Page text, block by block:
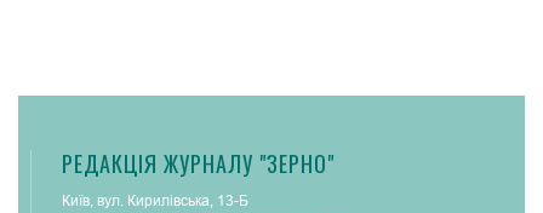
РЕДАКЦІЯ ЖУРНАЛУ "ЗЕРНО"
Київ, вул. Кирилівська, 13-Б